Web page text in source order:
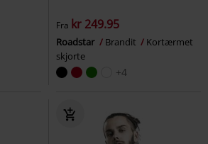
Fra kr 249.95
Roadstar Brandit
Kortærmet
skjorte
+4